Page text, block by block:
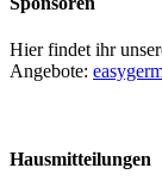
Hier findet ihr
Angebote:
Hausmitteilungen